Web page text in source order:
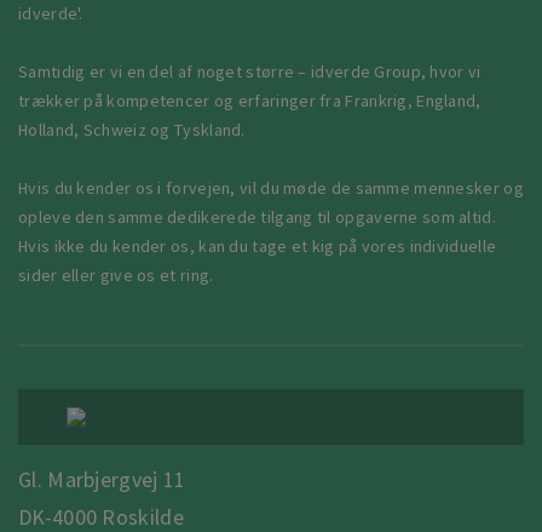
idverde'.
Samtidig er vi en del af noget større – idverde Group, hvor vi
trækker på kompetencer og erfaringer fra Frankrig, England,
Holland, Schweiz og Tyskland.
Hvis du kender os i forvejen, vil du møde de samme mennesker og
opleve den samme dedikerede tilgang til opgaverne som altid.
Hvis ikke du kender os, kan du tage et kig på vores individuelle
sider eller give os et ring.
Gl. Marbjergvej 11
DK-4000 Roskilde